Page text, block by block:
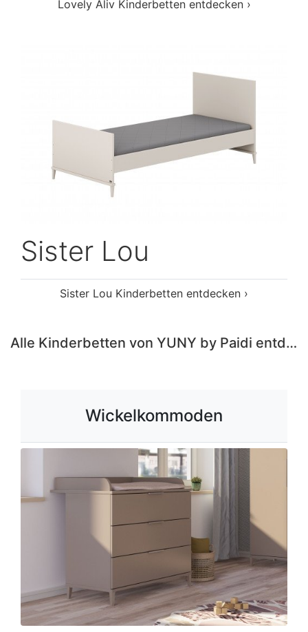
Lovely Aliv Kinderbetten entdecken ›
Sister Lou
Sister Lou Kinderbetten entdecken ›
Alle Kinderbetten von YUNY by Paidi entdecken ›
Wickelkommoden